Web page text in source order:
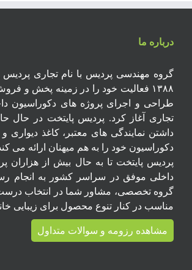
درباره ما
گروه مهندسی پردیس با نام تجاری پردیس
۱۳۸۸ فعالیت خود را در زمینه پخش و
طراحی و اجرای پروژه های دکوراسیون
تجاری آغاز کرد. پردیس پایتخت در حال
داشتن نمایندگی های معتبر، کاغذ دیواری
دکوراسیون خود را به هم میهنان ارائه می
پردیس پایتخت تا به حال بیش از هزاران
داخلی موفق در سراسر کشور به انجام
گروه تخصصی، مشاور شما در انتخاب
مناسب در کنار تنوع محصول برای زیبایی
مشاهده رزومه و سوالات متداول